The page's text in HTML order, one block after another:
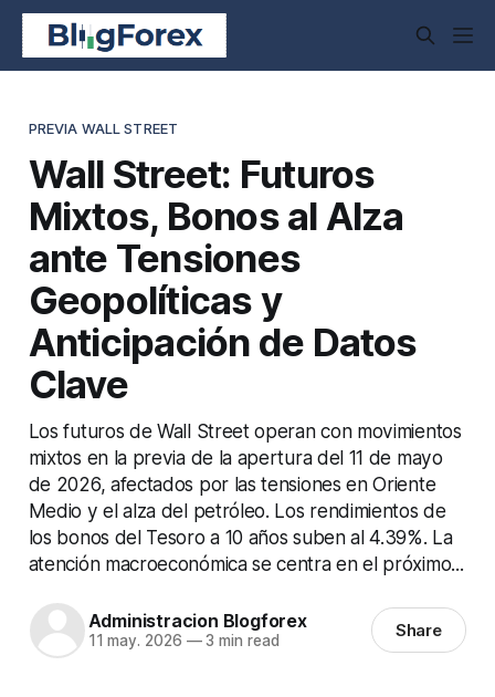
PREVIA WALL STREET
Wall Street: Futuros
Mixtos, Bonos al Alza
ante Tensiones
Geopolíticas y
Anticipación de Datos
Clave
Los futuros de Wall Street operan con movimientos
mixtos en la previa de la apertura del 11 de mayo
de 2026, afectados por las tensiones en Oriente
Medio y el alza del petróleo. Los rendimientos de
los bonos del Tesoro a 10 años suben al 4.39%. La
atención macroeconómica se centra en el próximo...
Administracion Blogforex
11 may. 2026 —3 min read Share